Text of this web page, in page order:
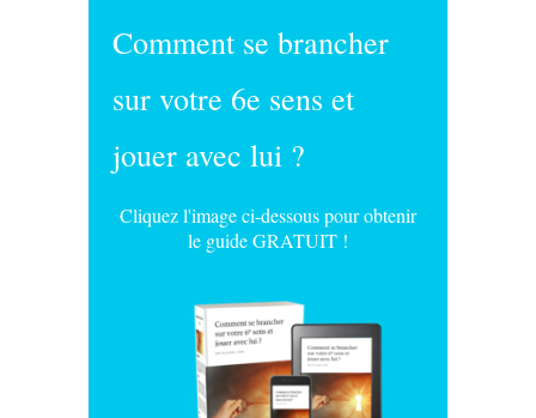
Comment se brancher
sur votre 6e sens et
jouer avec lui ?
Cliquez l'image ci-dessous pour obtenir
le guide GRATUIT !